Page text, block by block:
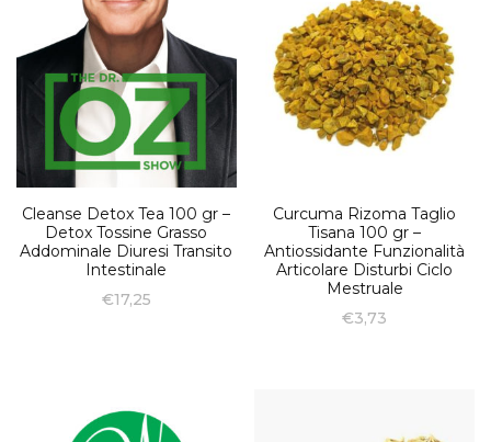
Cleanse Detox Tea 100 gr –
Detox Tossine Grasso
Addominale Diuresi Transito
Intestinale
€17,25
Curcuma Rizoma Taglio
Tisana 100 gr –
Antiossidante Funzionalità
Articolare Disturbi Ciclo
Mestruale
€3,73